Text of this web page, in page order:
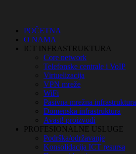
POČETNA
O NAMA
ICT INFRASTRUKTURA
Core network
Telefonske centrale i VoIP
Virtuelizacija
VPN mreže
WiFi
Pasivna mrežna infrastruktura
Domenska infrastruktura
Avast! proizvodi
PROFESIONALNE USLUGE
Podrška/održavanje
Konsolidacija ICT resursa